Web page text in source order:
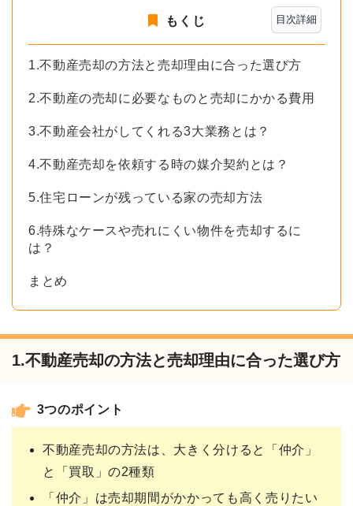
目次詳細
もくじ
1.不動産売却の方法と売却理由に合った選び方
2.不動産の売却に必要なものと売却にかかる費用
3.不動産会社がしてくれる3大業務とは？
4.不動産売却を依頼する時の媒介契約とは？
5.住宅ローンが残っている家の売却方法
6.特殊なケースや売れにくい物件を売却するに
は？
まとめ
1.不動産売却の方法と売却理由に合った選び方
3つのポイント
不動産売却の方法は、大きく分けると「仲介」
と「買取」の2種類
「仲介」は売却期間がかかっても高く売りたい